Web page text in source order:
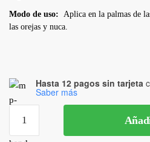
Modo de uso:
Aplica en la palmas de
las orejas y nuca.
Hasta 12 pagos sin tarjeta
Saber más